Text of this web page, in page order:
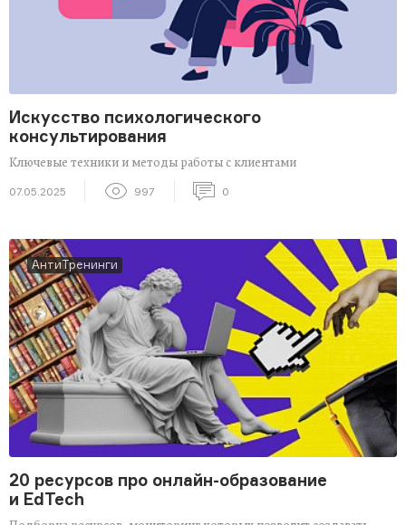
Искусство психологического
консультирования
Ключевые техники и методы работы с клиентами
07.05.2025 997 0
АнтиТренинги
20 ресурсов про онлайн-образование
и EdTech